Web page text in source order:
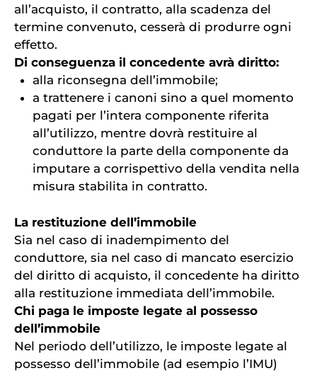
all’acquisto, il contratto, alla scadenza del
termine convenuto, cesserà di produrre ogni
effetto.
Di conseguenza il concedente avrà diritto:
alla riconsegna dell’immobile;
a trattenere i canoni sino a quel momento
pagati per l’intera componente riferita
all’utilizzo, mentre dovrà restituire al
conduttore la parte della componente da
imputare a corrispettivo della vendita nella
misura stabilita in contratto.
La restituzione dell’immobile
Sia nel caso di inadempimento del
conduttore, sia nel caso di mancato esercizio
del diritto di acquisto, il concedente ha diritto
alla restituzione immediata dell’immobile.
Chi paga le imposte legate al possesso
dell’immobile
Nel periodo dell’utilizzo, le imposte legate al
possesso dell’immobile (ad esempio l’IMU)